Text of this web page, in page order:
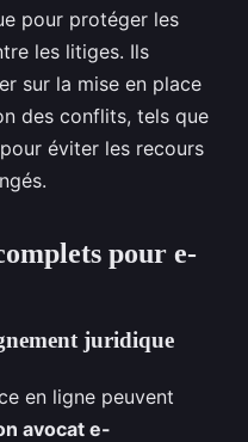
pour protéger les
les litiges. Ils
sur la mise en place
des conflits, tels que
éviter les recours
pour e-
juridique
en ligne peuvent
avocat e-